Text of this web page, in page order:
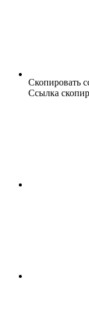
Скопировать
Ссылка